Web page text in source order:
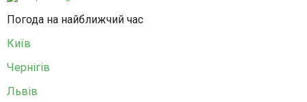
Погода на найближчий час
Київ
Чернігів
Львів